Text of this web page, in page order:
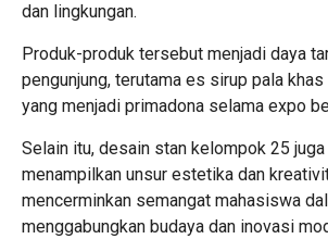
dan lingkungan.
Produk-produk tersebut menjadi daya
pengunjung, terutama es sirup pala
yang menjadi primadona selama expo
Selain itu, desain stan kelompok 25
menampilkan unsur estetika dan
mencerminkan semangat mahasiswa
menggabungkan budaya dan inovasi